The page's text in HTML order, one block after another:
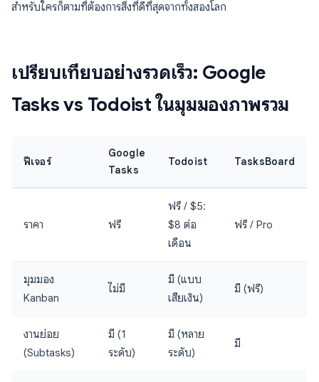
สำหรับใครก็ตามที่ต้องการสิ่งที่ดีที่สุดจากทั้งสองโลก
เปรียบเทียบอย่างรวดเร็ว: Google
Tasks vs Todoist ในมุมมองภาพรวม
ฟีเจอร์
Google
Tasks
Todoist TasksBoard
ราคา ฟรี
ฟรี / $5:
$8 ต่อ
เดือน
ฟรี / Pro
มุมมอง
Kanban
ไม่มี
มี (แบบ
เสียเงิน)
มี (ฟรี)
งานย่อย
(Subtasks)
มี (1
ระดับ)
มี (หลาย
ระดับ)
มี